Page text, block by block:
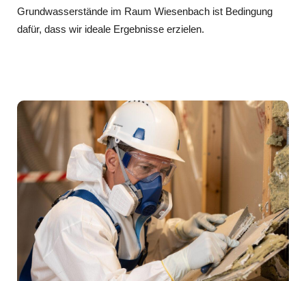
Grundwasserstände im Raum Wiesenbach ist Bedingung
dafür, dass wir ideale Ergebnisse erzielen.